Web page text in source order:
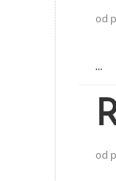
od
...
od